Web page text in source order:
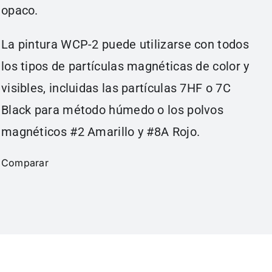
opaco.
La pintura WCP-2 puede utilizarse con todos
los tipos de partículas magnéticas de color y
visibles, incluidas las partículas 7HF o 7C
Black para método húmedo o los polvos
magnéticos #2 Amarillo y #8A Rojo.
Comparar